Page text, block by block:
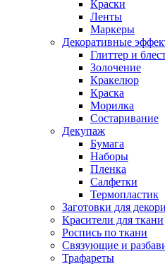
Краски
Ленты
Маркеры
Декоративные
Глиттер и
Золочение
Кракелюр
Краска
Морилка
Состаривание
Декупаж
Бумага
Наборы
Пленка
Салфетки
Термопластик
Заготовки для
Красители для ткани
Роспись по ткани
Связующие и
Трафареты